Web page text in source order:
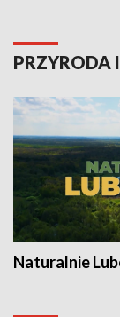
PRZYRODA
Naturalnie